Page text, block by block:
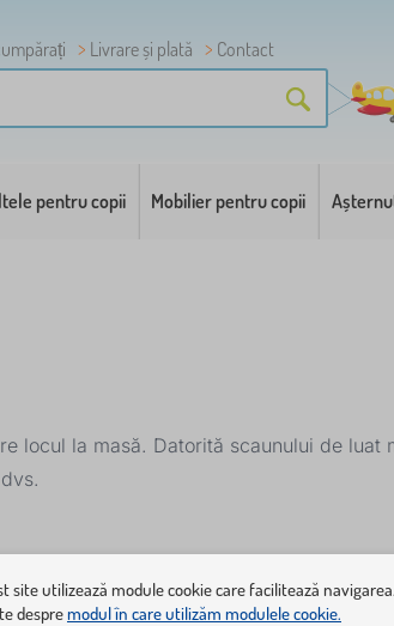
Livrare și plată
Contact
pentru copii Mobilier pentru copii
locul la masă. Datorită scaunului de
site utilizează module cookie care facilitează
despremodul în care utilizăm modulele cookie.